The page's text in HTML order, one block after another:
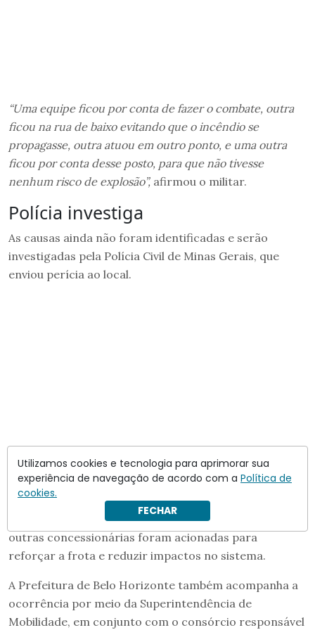
“Uma equipe ficou por conta de fazer o combate, outra
ficou na rua de baixo evitando que o incêndio se
propagasse, outra atuou em outro ponto, e uma outra
ficou por conta desse posto, para que não tivesse
nenhum risco de explosão”, afirmou o militar.
Polícia investiga
As causas ainda não foram identificadas e serão
investigadas pela Polícia Civil de Minas Gerais, que
enviou perícia ao local.
O Sindicato das Empresas de Transporte de
Passageiros de Belo Horizonte (SetraBH) informou que
outras concessionárias foram acionadas para
reforçar a frota e reduzir impactos no sistema.
A Prefeitura de Belo Horizonte também acompanha a
ocorrência por meio da Superintendência de
Mobilidade, em conjunto com o consórcio responsável
Utilizamos cookies e tecnologia para aprimorar sua
experiência de navegação de acordo com a Política de
cookies.
FECHAR